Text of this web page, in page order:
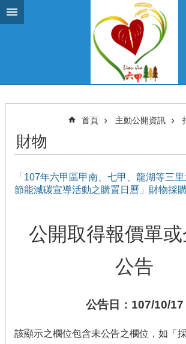
跳到主要內容區塊
首頁 主動公開資訊
財物
「107年六甲區甲南、七甲、龍湖等三
節能減碳宣導活動之購置日曆」財物採
公開取得報價單
公告
公告日：107/10/17
該顯示之欄位包含未公告之欄位，如「